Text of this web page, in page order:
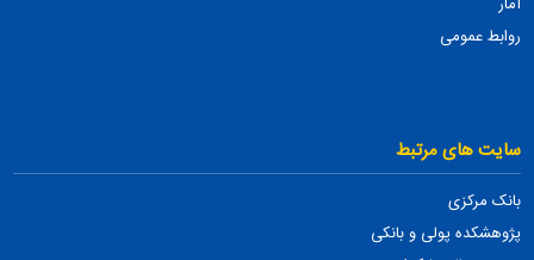
روابط عمومی
سایت های مرتبط
بانک مرکزی
پژوهشکده پولی و بانکی